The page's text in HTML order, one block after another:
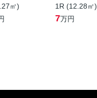
㎡)
1R (12.28㎡)
7万円